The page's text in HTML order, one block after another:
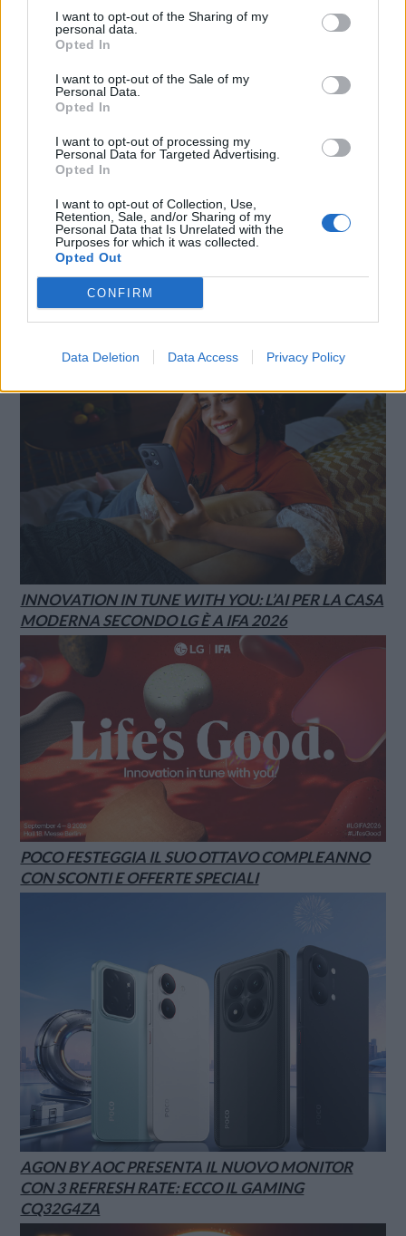
I want to opt-out of the Sharing of my
personal data.
Opted In
I want to opt-out of the Sale of my
Personal Data.
Opted In
I want to opt-out of processing my
Personal Data for Targeted Advertising.
Opted In
I want to opt-out of Collection, Use,
Retention, Sale, and/or Sharing of my
Personal Data that Is Unrelated with the
Purposes for which it was collected.
Opted Out
CONFIRM
Data Deletion Data Access Privacy Policy
SMARTPHONE E NON SOLO: TECNOGAZZETTA
XIAOMI PRESENTA I NUOVI REDMI 17 SERIES,
FOCUS SU AUTONOMIA E INTRATTENIMENTO
INNOVATION IN TUNE WITH YOU: L’AI PER LA CASA
MODERNA SECONDO LG È A IFA 2026
POCO FESTEGGIA IL SUO OTTAVO COMPLEANNO
CON SCONTI E OFFERTE SPECIALI
AGON BY AOC PRESENTA IL NUOVO MONITOR
CON 3 REFRESH RATE: ECCO IL GAMING
CQ32G4ZA